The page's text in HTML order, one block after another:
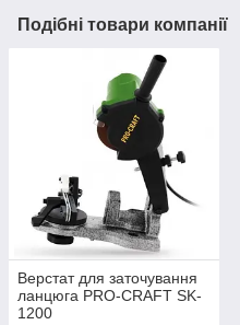
Подібні товари компанії
Верстат для заточування
ланцюга PRO-CRAFT SK-
1200